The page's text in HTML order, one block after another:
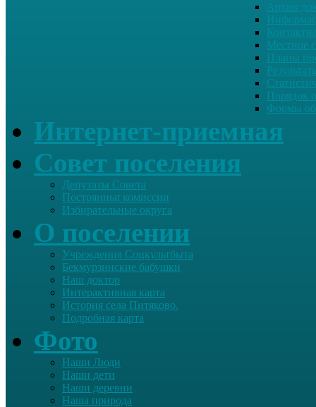
Архив
Местное
Планы
Порядок
Формы
Интернет-приемная
Совет поселения
Депутаты Совета
Постоянныt комиссии
Избирательные округа
О поселении
Учреждения Соцкультбыта
Бекмурзинские бабушки
Наш доктор
Интерактивная карта
История села Питяково.
Подробная карта
Фото
Наши Люди
Наши дети
Наши деревни
Наша природа